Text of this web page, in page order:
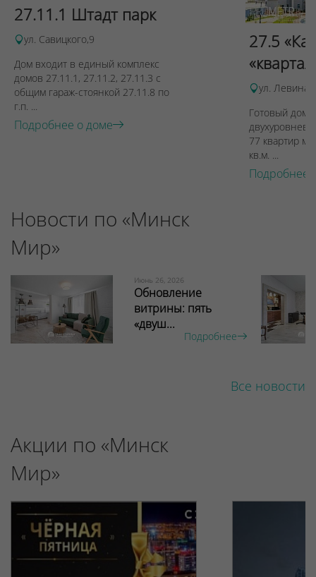
27.11.1 Штадт парк
ул. Савицкого,9
Дом входит в единый комплекс
домов 27.11.1, 27.11.2, 27.11.3 с
общим гараж-стоянкой 27.11.8 по
г.п. ...
Подробнее о доме
27.5
ул. Левина,
Готовый дом
77 квартир
кв.м. ...
Подробнее
Новости по «Минск
Мир»
Июнь 26, 2026
Обновление
витрины: пять
«двуш...
Подробнее
Все новости
Акции по «Минск
Мир»